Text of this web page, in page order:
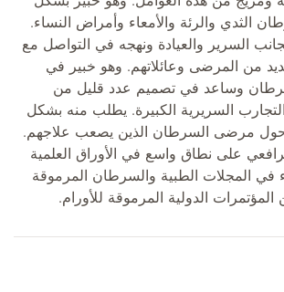
الثدي والرئة والأمعاء وأمراض النساء.
السرير والعيادة ونهجه في التواصل مع
من المرضى وعائلاتهم. وهو خبير في
وساعد في تصميم عدد قليل من
التجارب السريرية الكبيرة. يطلب منه بشكل
حول مرضى السرطان الذين يصعب علاجهم.
على نطاق واسع في الأوراق العلمية
في المجلات الطبية والسرطان المرموقة
الدولية المرموقة للأورام.